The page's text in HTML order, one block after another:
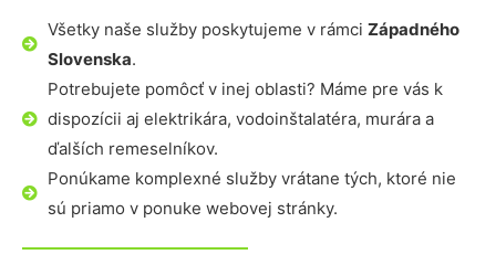
Všetky naše služby poskytujeme v rámci Západného
Slovenska.
Potrebujete pomôcť v inej oblasti? Máme pre vás k
dispozícii aj elektrikára, vodoinštalatéra, murára a
ďalších remeselníkov.
Ponúkame komplexné služby vrátane tých, ktoré nie
sú priamo v ponuke webovej stránky.